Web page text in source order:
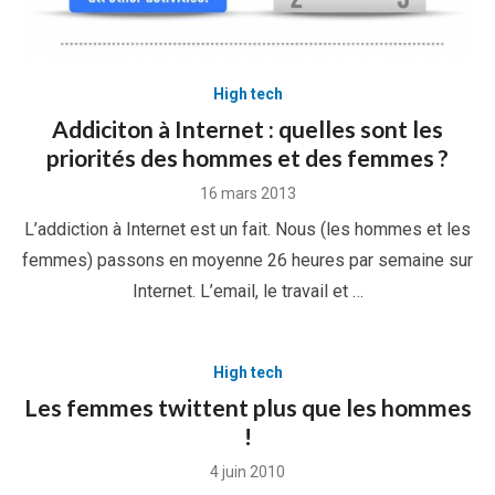
High tech
Addiciton à Internet : quelles sont les
priorités des hommes et des femmes ?
Posted
16 mars 2013
L’addiction à Internet est un fait. Nous (les hommes et les
femmes) passons en moyenne 26 heures par semaine sur
Internet. L’email, le travail et …
High tech
Les femmes twittent plus que les hommes
!
Posted
4 juin 2010